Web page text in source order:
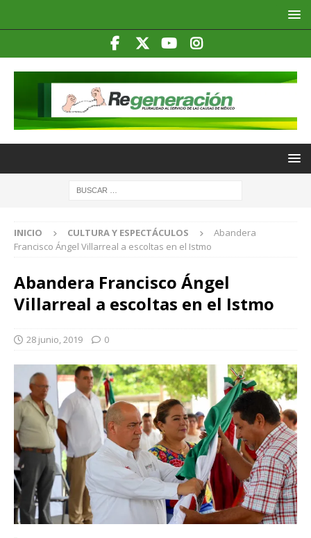
INICIO CULTURA Y ESPECTÁCULOS
Abandera
Francisco Ángel Villarreal a escoltas en el Istmo
Abandera Francisco Ángel
Villarreal a escoltas en el Istmo
28 junio, 2019 0